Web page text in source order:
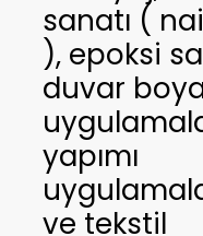
sanatı (
), epoksi
duvar
yapımı
ve tekstil